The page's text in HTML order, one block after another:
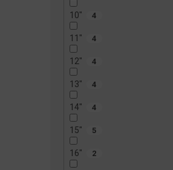
10" 4
11" 4
12" 4
13" 4
14" 4
15" 5
16" 2